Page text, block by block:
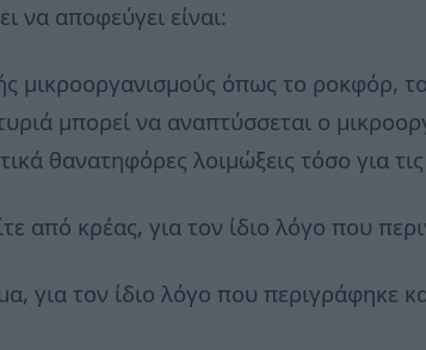
να αποφεύγει είναι:
μικροοργανισμούς όπως το ροκφόρ,
μπορεί να αναπτύσσεται ο
θανατηφόρες λοιμώξεις τόσο για
από κρέας, για τον ίδιο λόγο που
για τον ίδιο λόγο που περιγράφηκε